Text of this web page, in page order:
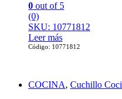
0 out of 5
(0)
SKU: 10771812
Leer más
Código: 10771812
COCINA, Cuchillo